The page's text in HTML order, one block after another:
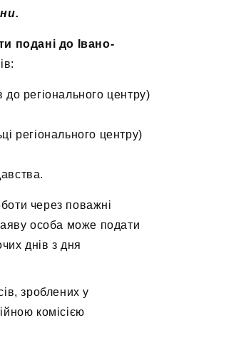
подані до Івано-
регіонального центру)
регіонального центру)
через поважні
особа може подати
днів з дня
зроблених у
комісією